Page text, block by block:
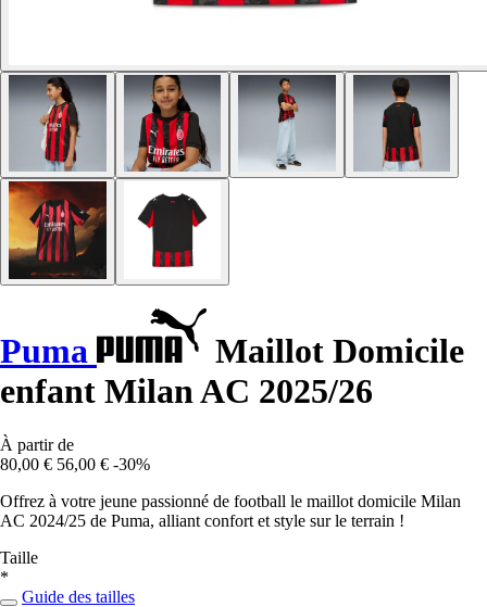
Puma
Maillot Domicile
enfant Milan AC 2025/26
À partir de
80,00 € 56,00 € -30%
Offrez à votre jeune passionné de football le maillot domicile Milan
AC 2024/25 de Puma, alliant confort et style sur le terrain !
Taille
*
Guide des tailles